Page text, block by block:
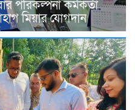
পরিকল্পনা কর্মকর্তা
মিয়ার যোগদান